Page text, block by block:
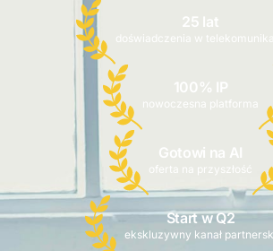
25 lat
doświadczenia w
100% IP
nowoczesna platforma
Gotowi na AI
oferta na przyszłość
Start w Q2
ekskluzywny kanał